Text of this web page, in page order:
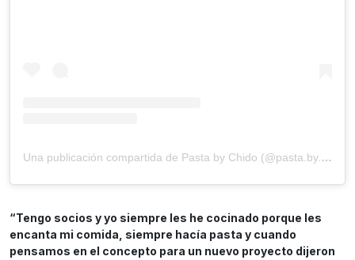
Una publicación compartida de Pasta by Chido (@pasta.by.chido)
“Tengo socios y yo siempre les he cocinado porque les
encanta mi comida, siempre hacía pasta y cuando
pensamos en el concepto para un nuevo proyecto dijeron